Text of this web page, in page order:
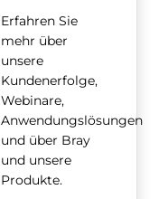
Erfahren Sie
mehr über
unsere
Kundenerfolge,
Webinare,
Anwendungslösungen
und über Bray
und unsere
Produkte.